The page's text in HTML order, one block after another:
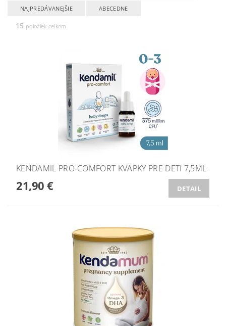
NAJPREDÁVANEJŠIE ABECEDNE
15 položiek celkom
KENDAMIL PRO-COMFORT KVAPKY PRE DETI 7,5ML
21,90 € DETAIL